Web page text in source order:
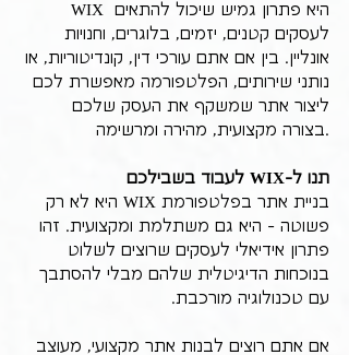
WIX היא פתרון גמיש שיכול להתאים
לעסקים קטנים, יזמים, בלוגרים, וחנויות
אונליין. בין אם אתם עורכי דין, קונדיטוריות, או
נותני שירותים, הפלטפורמה מאפשרת לכם
ליצור אתר שמשקף את העסק שלכם
בצורה מקצועית, מהירה ומרשימה.
תנו ל-WIX לעבוד בשבילכם
בניית אתר בפלטפורמת WIX היא לא רק
פשוטה - היא גם משתלמת ומקצועית. זהו
פתרון אידיאלי לעסקים שרוצים לשלוט
בנוכחות הדיגיטלית שלהם מבלי להסתבך
עם טכנולוגיה מורכבת.
אם אתם רוצים לבנות אתר מקצועי, מעוצב